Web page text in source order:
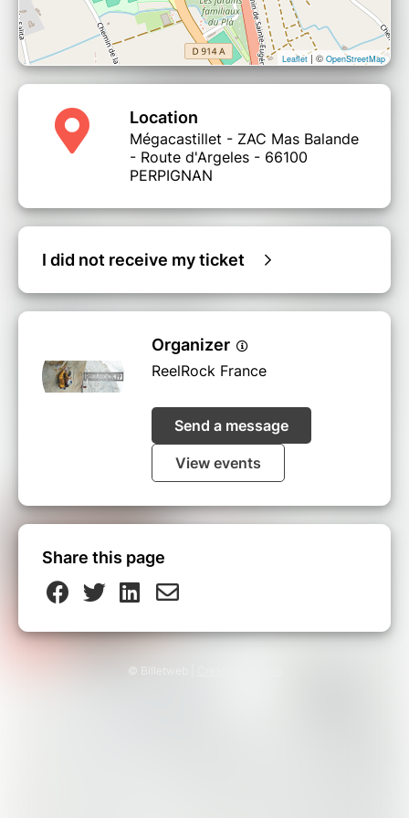
Leaflet| © OpenStreetMap
Location
Mégacastillet - ZAC Mas Balande
- Route d'Argeles - 66100
PERPIGNAN
I did not receive my ticket
Organizer
ReelRock France
Send a message
View events
Share this page
© Billetweb |